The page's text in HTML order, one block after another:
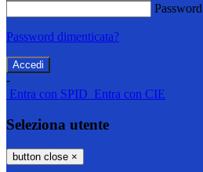
Password
Password dimenticata?
-
Entra con SPID Entra con CIE
Seleziona utente
button close ×